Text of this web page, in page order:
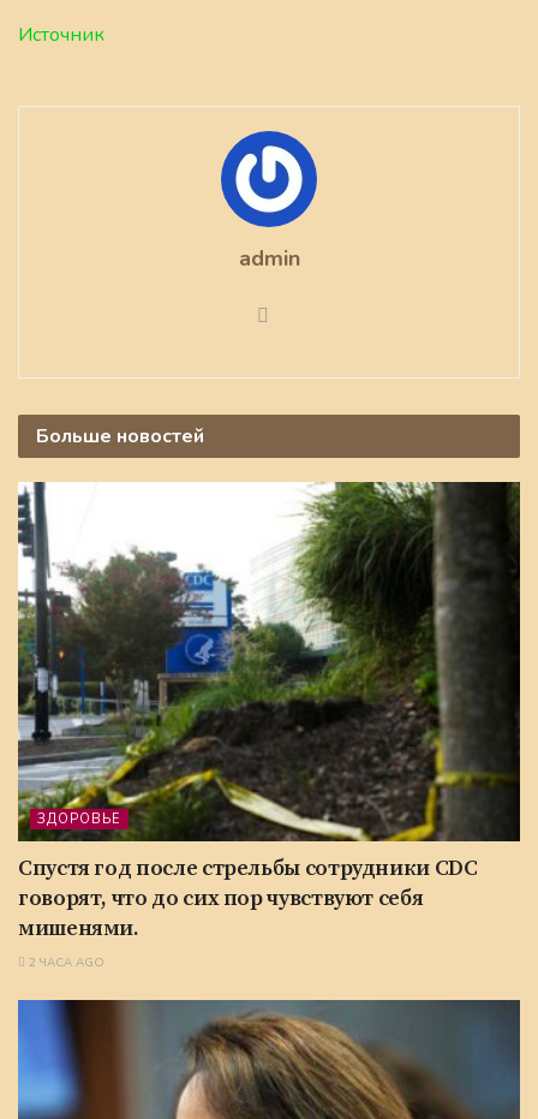
Источник
admin
Больше новостей
ЗДОРОВЬЕ
Спустя год после стрельбы сотрудники CDC
говорят, что до сих пор чувствуют себя
мишенями.
2 ЧАСА AGO